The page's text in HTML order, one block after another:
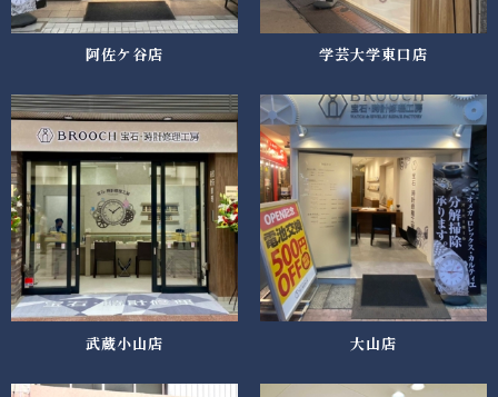
阿佐ケ谷店 学芸大学東口店
武蔵小山店 大山店